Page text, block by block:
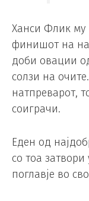
Ханси Флик му
финишот на
доби овации
солзи на
натпреварот,
соиграчи.
Еден од
со тоа
поглавје во